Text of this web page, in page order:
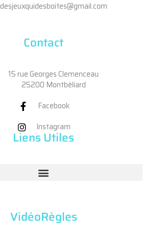
desjeuxquidesboites@gmail.com
Contact
15 rue Georges Clemenceau
25200 Montbéliard
Facebook
Instagram
Liens Utiles
VidéoRègles